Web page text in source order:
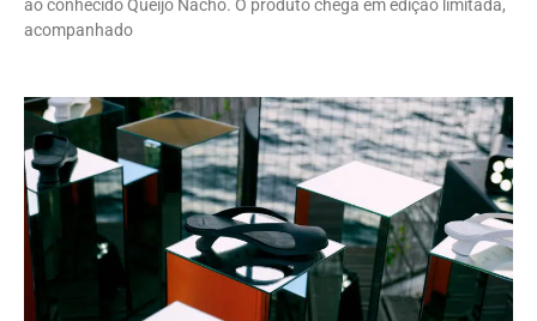
ao conhecido Queijo Nacho. O produto chega em edição limitada,
acompanhado